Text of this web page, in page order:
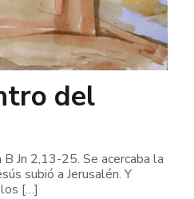
del
Jn 2,13-25. Se acercaba la
subió a Jerusalén. Y
[…]